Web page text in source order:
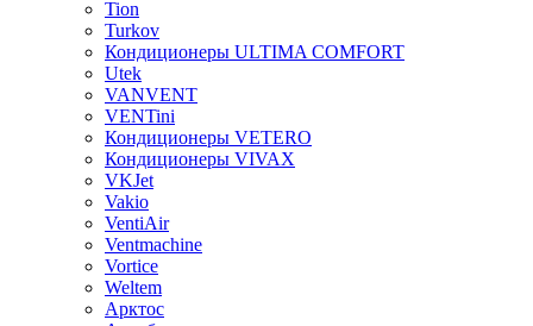
Tion
Turkov
Кондиционеры ULTIMA COMFORT
Utek
VANVENT
VENTini
Кондиционеры VETERO
Кондиционеры VIVAX
VKJet
Vakio
VentiAir
Ventmachine
Vortice
Weltem
Арктос